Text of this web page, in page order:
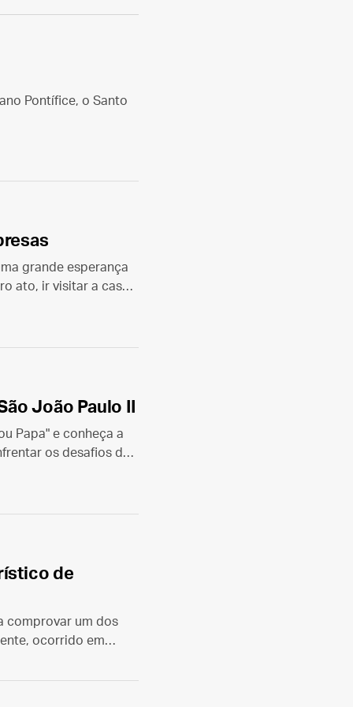
Pontífice, o Santo
grande esperança
ato, ir visitar a casa
João Paulo II
Papa" e conheça a
os desafios de
de
comprovar um dos
ocorrido em